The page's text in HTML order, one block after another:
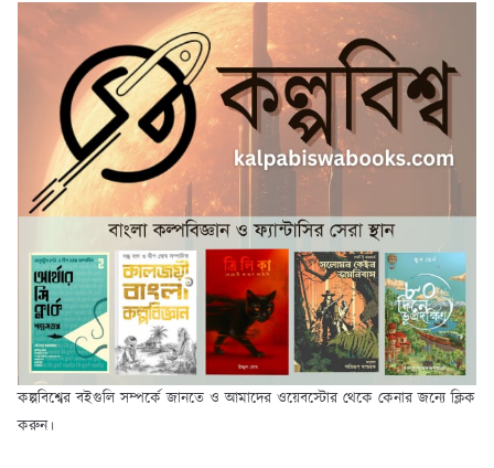
কল্পবিশ্বের বইগুলি সম্পর্কে জানতে ও আমাদের ওয়েবস্টোর থেকে কেনার জন্যে ক্লিক
করুন।